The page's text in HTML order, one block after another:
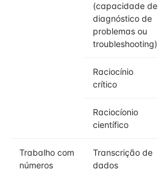
(capacidade de
diagnóstico de
problemas ou
troubleshooting)
Raciocínio
crítico
Raciocíonio
científico
Trabalho com
números
Transcrição de
dados